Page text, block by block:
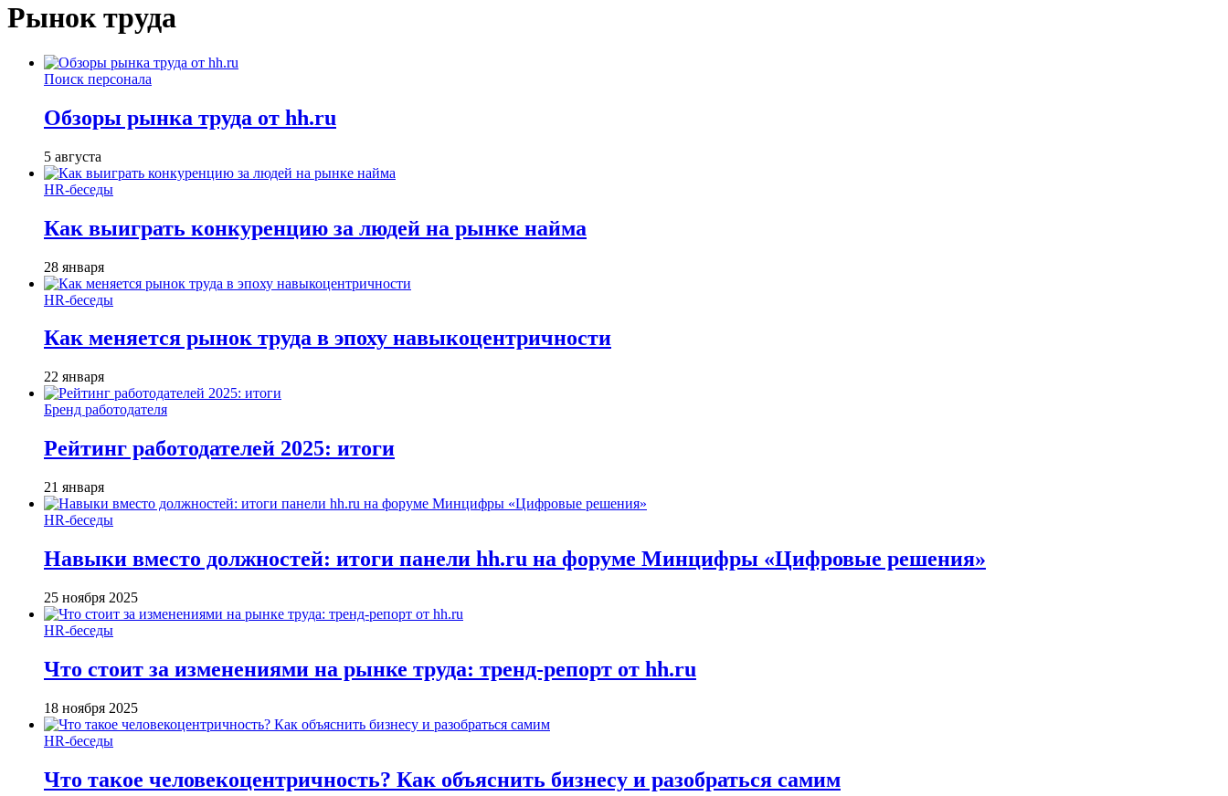
Рынок труда
Поиск персонала
Обзоры рынка труда от hh.ru
5 августа
HR-беседы
Как выиграть конкуренцию за людей на рынке найма
28 января
HR-беседы
Как меняется рынок труда в эпоху навыкоцентричности
22 января
Бренд работодателя
Рейтинг работодателей 2025: итоги
21 января
HR-беседы
Навыки вместо должностей: итоги панели hh.ru на форуме Минцифры «Цифровые решения»
25 ноября 2025
HR-беседы
Что стоит за изменениями на рынке труда: тренд-репорт от hh.ru
18 ноября 2025
HR-беседы
Что такое человеко­центричность? Как объяснить бизнесу и разобраться самим